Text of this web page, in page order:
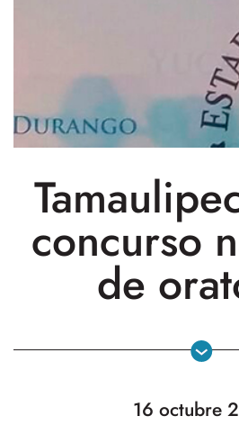
concurso
de
16 octubre